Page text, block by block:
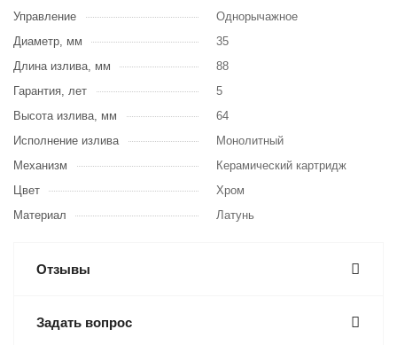
Управление
Однорычажное
Диаметр, мм
35
Длина излива, мм
88
Гарантия, лет
5
Высота излива, мм
64
Исполнение излива
Монолитный
Механизм
Керамический картридж
Цвет
Хром
Материал
Латунь
Отзывы
Задать вопрос